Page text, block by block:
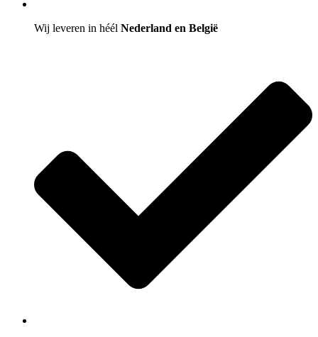
Wij leveren in héél Nederland en België